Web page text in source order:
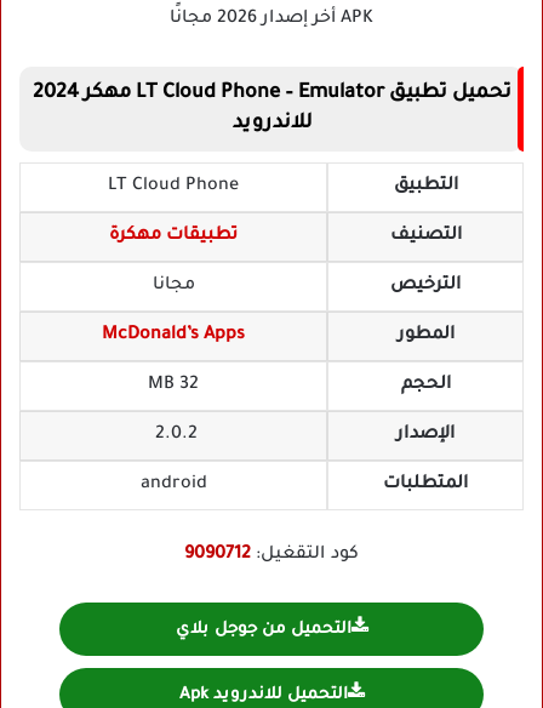
تحميل تطبيق LT Cloud Phone – Emulator مهكر 2024
للاندرويد
التطبيق LT Cloud Phone
التصنيف تطبيقات مهكرة
الترخيص مجانا
المطور McDonald’s Apps
الحجم 32 MB
الإصدار 2.0.2
المتطلبات android
كود التقغيل: 9090712
التحميل من جوجل بلاي
التحميل للاندرويد Apk